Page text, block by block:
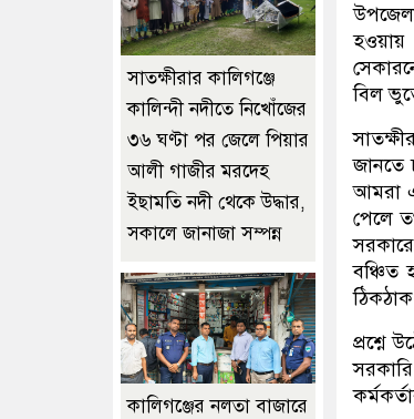
হওয়ায়
বিল
জানতে
আমরা
পেলে
বঞ্চিত
প্রশ্নে
সাতক্ষীরার কালিগঞ্জে
কালিন্দী নদীতে নিখোঁজের
৩৬ ঘণ্টা পর জেলে পিয়ার
আলী গাজীর মরদেহ
ইছাম‌তি নদী থে‌কে উদ্ধার,
সকালে জানাজা সম্পন্ন
কালিগঞ্জের নলতা বাজারে